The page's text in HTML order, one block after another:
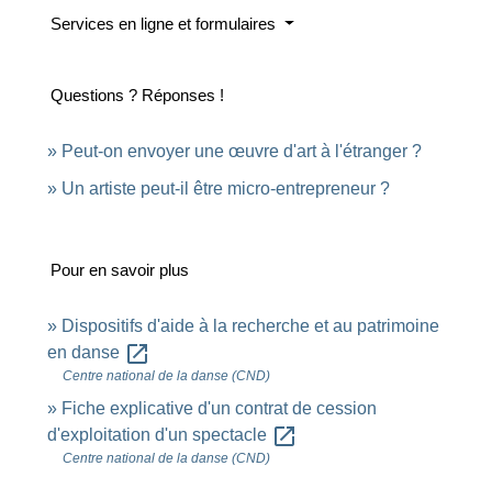
Services en ligne et formulaires
Questions ? Réponses !
Peut-on envoyer une œuvre d'art à l'étranger ?
Un artiste peut-il être micro-entrepreneur ?
Pour en savoir plus
Dispositifs d'aide à la recherche et au patrimoine
en danse open_in_new
Centre national de la danse (CND)
Fiche explicative d'un contrat de cession
d'exploitation d'un spectacle open_in_new
Centre national de la danse (CND)